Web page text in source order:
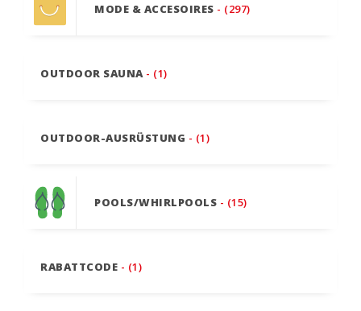
MODE & ACCESOIRES - (297)
OUTDOOR SAUNA - (1)
OUTDOOR-AUSRÜSTUNG - (1)
POOLS/WHIRLPOOLS - (15)
RABATTCODE - (1)